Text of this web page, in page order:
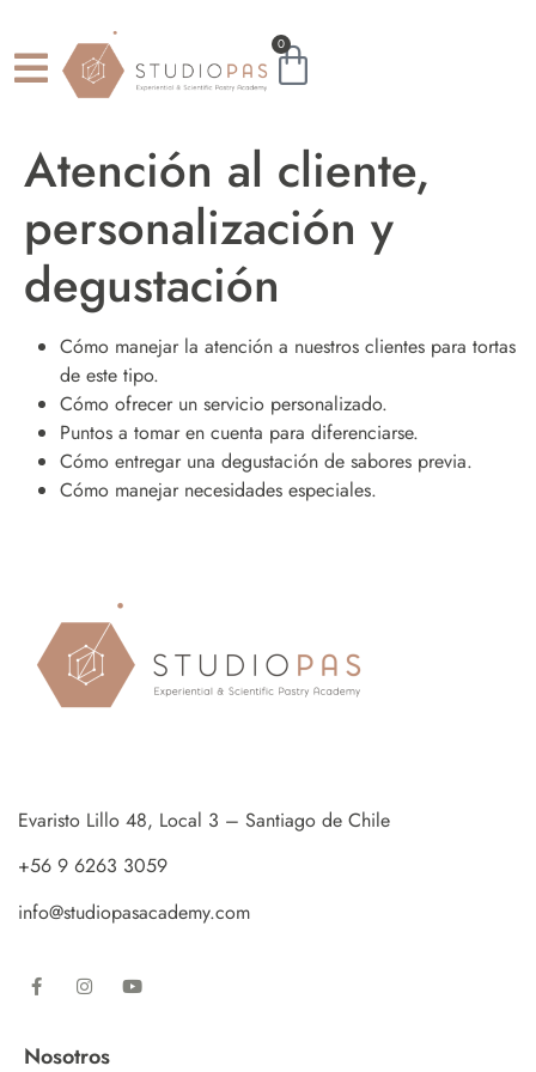
0
Atención al cliente,
personalización y
degustación
Cómo manejar la atención a nuestros clientes para tortas
de este tipo.
Cómo ofrecer un servicio personalizado.
Puntos a tomar en cuenta para diferenciarse.
Cómo entregar una degustación de sabores previa.
Cómo manejar necesidades especiales.
Evaristo Lillo 48, Local 3 – Santiago de Chile
+56 9 6263 3059
info@studiopasacademy.com
Nosotros